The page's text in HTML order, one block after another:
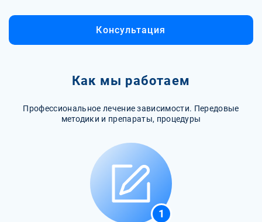
Консультация
Как мы работаем
Профессиональное лечение зависимости. Передовые
методики и препараты, процедуры
1